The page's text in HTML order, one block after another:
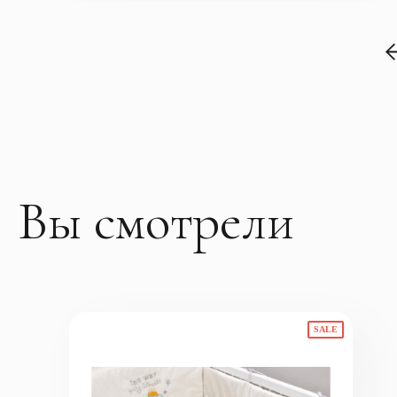
Вы смотрели
SALE